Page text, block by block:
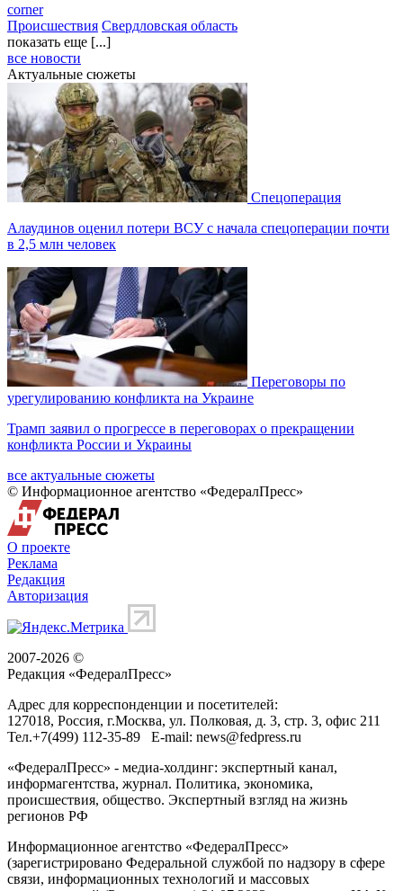
corner
Происшествия Свердловская область
показать еще [...]
все новости
Актуальные сюжеты
Спецоперация
Алаудинов оценил потери ВСУ с начала спецоперации почти
в 2,5 млн человек
Переговоры по
урегулированию конфликта на Украине
Трамп заявил о прогрессе в переговорах о прекращении
конфликта России и Украины
все актуальные сюжеты
© Информационное агентство «ФедералПресс»
О проекте
Реклама
Редакция
Авторизация
2007-2026 ©
Редакция «ФедералПресс»
Адрес для корреспонденции и посетителей:
127018, Россия, г.Москва, ул. Полковая, д. 3, стр. 3, офис 211
Тел.+7(499) 112-35-89 E-mail: news@fedpress.ru
«ФедералПресс» - медиа-холдинг: экспертный канал,
информагентства, журнал. Политика, экономика,
происшествия, общество. Экспертный взгляд на жизнь
регионов РФ
Информационное агентство «ФедералПресс»
(зарегистрировано Федеральной службой по надзору в сфере
связи, информационных технологий и массовых